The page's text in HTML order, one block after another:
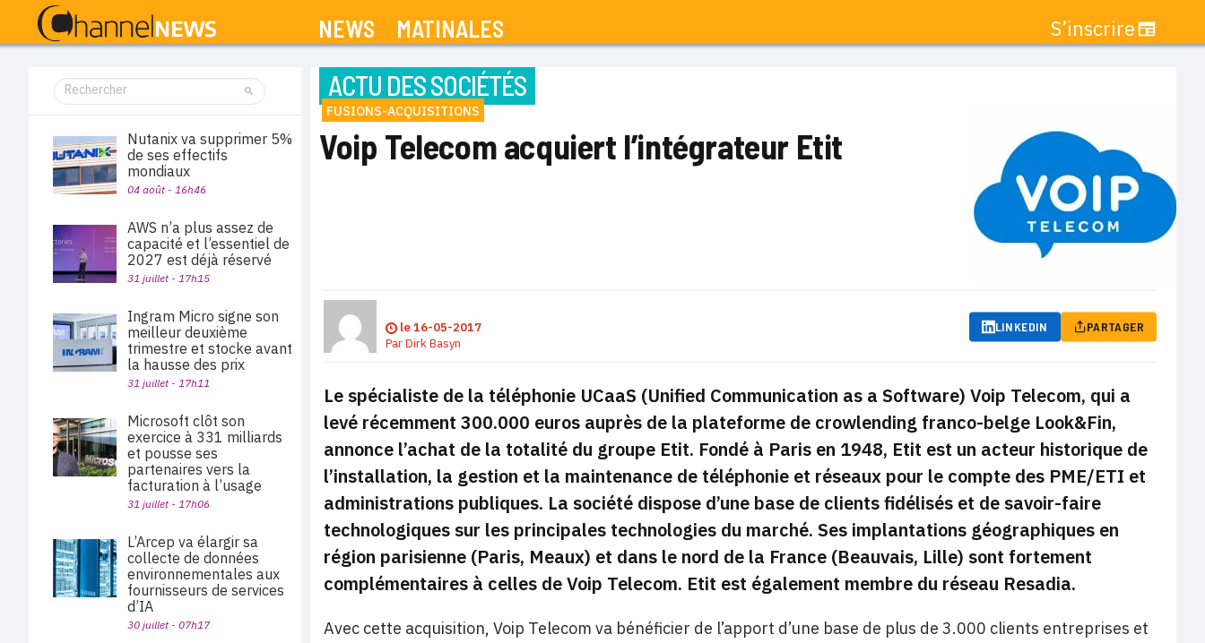
NEWS MATINALES S’inscrire
ACTU DES SOCIÉTÉS
FUSIONS-ACQUISITIONS
Voip Telecom acquiert l’intégrateur Etit
le16-05-2017
ParDirk Basyn
LINKEDIN PARTAGER
Le spécialiste de la téléphonie UCaaS (Unified Communication as a Software) Voip Telecom, qui a
levé récemment 300.000 euros auprès de la plateforme de crowlending franco-belge Look&Fin,
annonce l’achat de la totalité du groupe Etit. Fondé à Paris en 1948, Etit est un acteur historique de
l’installation, la gestion et la maintenance de téléphonie et réseaux pour le compte des PME/ETI et
administrations publiques. La société dispose d’une base de clients fidélisés et de savoir-faire
technologiques sur les principales technologies du marché. Ses implantations géographiques en
région parisienne (Paris, Meaux) et dans le nord de la France (Beauvais, Lille) sont fortement
complémentaires à celles de Voip Telecom. Etit est également membre du réseau Resadia.
Avec cette acquisition, Voip Telecom va bénéficier de l’apport d’une base de plus de 3.000 clients entreprises et
Nutanix va supprimer 5%
de ses effectifs
mondiaux
04 août - 16h46
AWS n’a plus assez de
capacité et l’essentiel de
2027 est déjà réservé
31 juillet - 17h15
Ingram Micro signe son
meilleur deuxième
trimestre et stocke avant
la hausse des prix
31 juillet - 17h11
Microsoft clôt son
exercice à 331 milliards
et pousse ses
partenaires vers la
facturation à l’usage
31 juillet - 17h06
L’Arcep va élargir sa
collecte de données
environnementales aux
fournisseurs de services
d’IA
30 juillet - 07h17